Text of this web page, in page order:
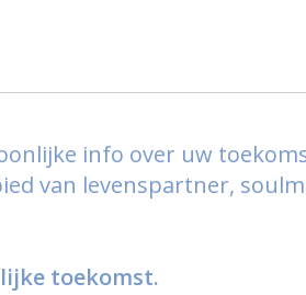
info over uw
van levenspartner,
toekomst.